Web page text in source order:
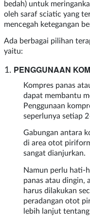
bedah) untuk
oleh saraf sciatic yang
mencegah ketegangan
Ada berbagai pilihan
yaitu:
PENGGUNAAN
Kompres panas
dapat membantu
Penggunaan
seperlunya setiap
Gabungan antara
di area otot
sangat dianjurkan.
Namun perlu hati-
panas atau dingin,
harus dilakukan
peradangan otot
lebih lanjut